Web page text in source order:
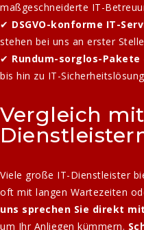
maßgeschneiderte IT-
✔ DSGVO-konforme IT-
stehen bei uns an erster Stelle
✔ Rundum-sorglos-Pakete
bis hin zu IT-
Vergleich
Viele große IT-Dienstleister
oft mit langen Wartezeiten
uns sprechen Sie direkt
um Ihr Anliegen kümmern.